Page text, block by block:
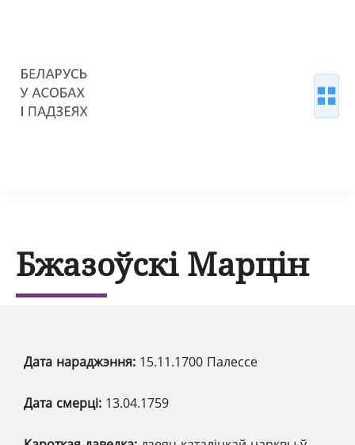
Бжазоўскі Марцін
Дата нараджэння: 15.11.1700 Палессе
Дата смерці: 13.04.1759